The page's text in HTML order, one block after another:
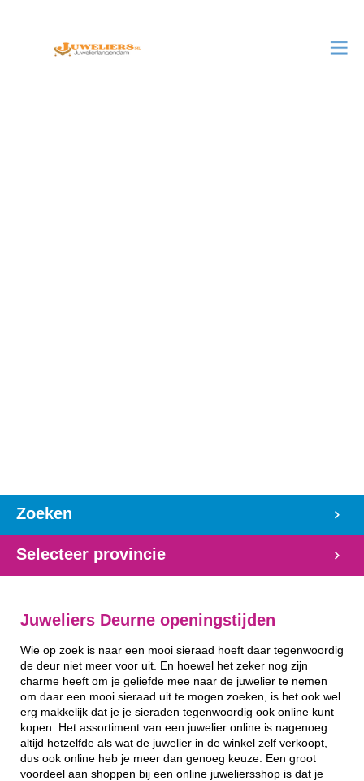
Zoeken
Selecteer provincie
Juweliers Deurne openingstijden
Wie op zoek is naar een mooi sieraad hoeft daar tegenwoordig
de deur niet meer voor uit. En hoewel het zeker nog zijn
charme heeft om je geliefde mee naar de juwelier te nemen
om daar een mooi sieraad uit te mogen zoeken, is het ook wel
erg makkelijk dat je je sieraden tegenwoordig ook online kunt
kopen. Het assortiment van een juwelier online is nagenoeg
altijd hetzelfde als wat de juwelier in de winkel zelf verkoopt,
dus ook online heb je meer dan genoeg keuze. Een groot
voordeel aan shoppen bij een online juweliersshop is dat je